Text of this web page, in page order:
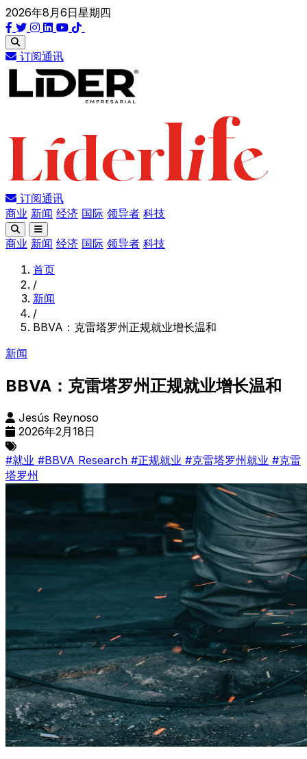
2026年8月6日星期四
订阅通讯
订阅通讯
商业 新闻 经济 国际 领导者 科技
商业 新闻 经济 国际 领导者 科技
首页
/
新闻
/
BBVA：克雷塔罗州正规就业增长温和
新闻
BBVA：克雷塔罗州正规就业增长温和
Jesús Reynoso
2026年2月18日
#就业 #BBVA Research #正规就业 #克雷塔罗州就业 #克雷
塔罗州